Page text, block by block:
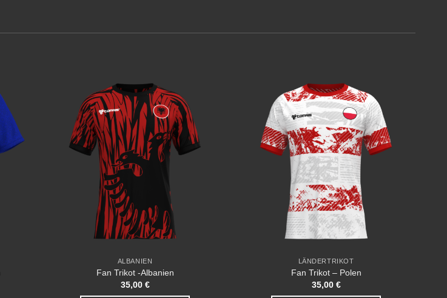
Add to
wishlist
wishlist
ALBANIEN
Fan Trikot -Albanien
35,00 €
wishlist
LÄNDERTRIKOT
Fan Trikot – Polen
35,00 €